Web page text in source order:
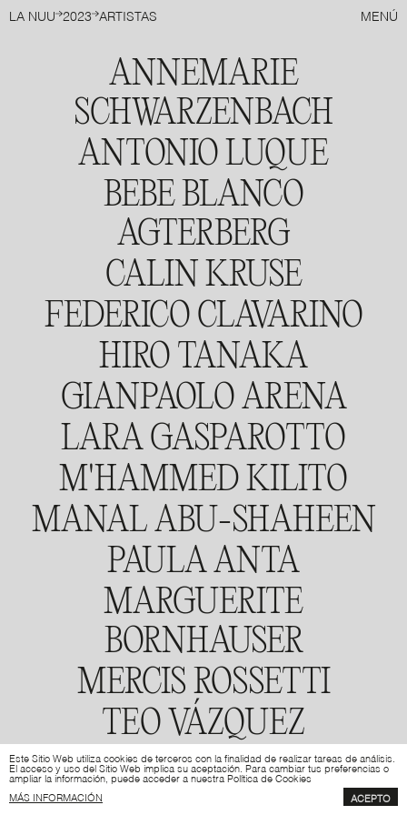
LA NUU 2023 ARTISTAS MENÚ
ANNEMARIE
SCHWARZENBACH
ANTONIO LUQUE
BEBE BLANCO
AGTERBERG
CALIN KRUSE
FEDERICO CLAVARINO
HIRO TANAKA
GIANPAOLO ARENA
LARA GASPAROTTO
M'HAMMED KILITO
MANAL ABU-SHAHEEN
PAULA ANTA
MARGUERITE
BORNHAUSER
MERCIS ROSSETTI
TEO VÁZQUEZ
ISAAC FLORES
ANNEMARIE SCHWARZENBACH
(Zúrich, Suiza,1908 - Sils im
LEER
ANTIGA ESTACIÓ (MAPA)
MÁS INFO
Este Sitio Web utiliza cookies de terceros con la finalidad de realizar tareas de análisis.
El acceso y uso del Sitio Web implica su aceptación. Para cambiar tus preferencias o
ampliar la información, puede acceder a nuestra Política de Cookies
MÁS INFORMACIÓN ACEPTO